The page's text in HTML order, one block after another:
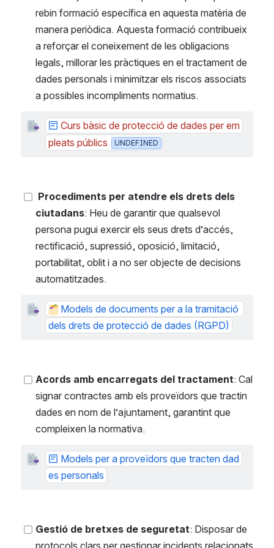
rebin formació específica en aquesta matèria de
manera periòdica. Aquesta formació contribueix
a reforçar el coneixement de les obligacions
legals, millorar les pràctiques en el tractament de
dades personals i minimitzar els riscos associats
a possibles incompliments normatius.
Curs bàsic de protecció de dades per em
pleats públics
UNDEFINED
Procediments per atendre els drets dels
ciutadans: Heu de garantir que qualsevol
persona pugui exercir els seus drets d’accés,
rectificació, supressió, oposició, limitació,
portabilitat, oblit i a no ser objecte de decisions
automatitzades.
Models de documents per a la tramitació
dels drets de protecció de dades (RGPD)
Acords amb encarregats del tractament: Cal
signar contractes amb els proveïdors que tractin
dades en nom de l’ajuntament, garantint que
compleixen la normativa.
Models per a proveïdors que tracten dad
es personals
Gestió de bretxes de seguretat: Disposar de
protocols clars per gestionar incidents relacionats